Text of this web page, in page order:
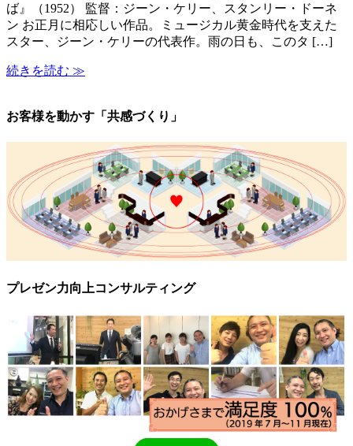
ば』（1952） 監督：ジーン・ケリー、スタンリー・ドーネ
ン お正月に相応しい作品。ミュージカル黄金時代を支えた
スター、ジーン・ケリーの代表作。雨の日も、このタ […]
続きを読む ≫
お客様を動かす「共感づくり」
プレゼン力向上コンサルティング